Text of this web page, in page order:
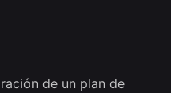
de un plan de